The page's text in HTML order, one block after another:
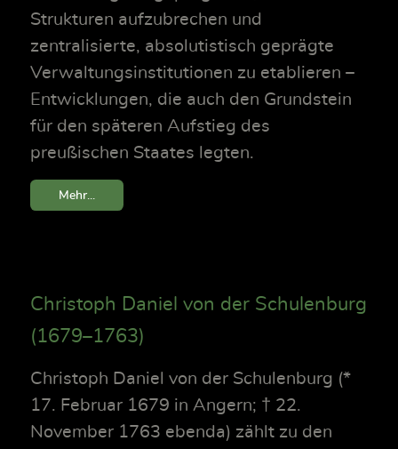
Strukturen aufzubrechen und
zentralisierte, absolutistisch geprägte
Verwaltungsinstitutionen zu etablieren –
Entwicklungen, die auch den Grundstein
für den späteren Aufstieg des
preußischen Staates legten.
Mehr...
Christoph Daniel von der Schulenburg
(1679–1763)
Christoph Daniel von der Schulenburg (*
17. Februar 1679 in Angern; † 22.
November 1763 ebenda) zählt zu den